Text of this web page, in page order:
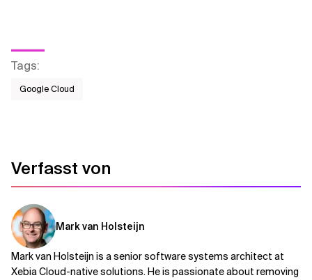
Tags:
Google Cloud
Verfasst von
Mark van Holsteijn
Mark van Holsteijn is a senior software systems architect at
Xebia Cloud-native solutions. He is passionate about removing